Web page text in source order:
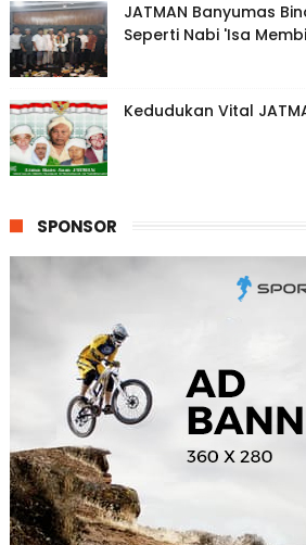
JATMAN Banyumas
Seperti Nabi 'Isa
Kedudukan Vital
SPONSOR